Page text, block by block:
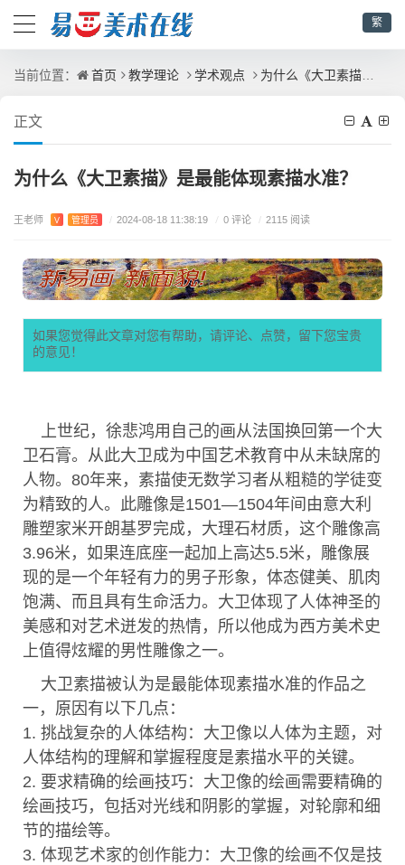
繁
当前位置： 首页 教学理论 学术观点 为什么《大卫素描》是最能体现素描水准？
正文
为什么《大卫素描》是最能体现素描水准？
王老师 V 管理员 / 2024-08-18 11:38:19 / 0 评论 / 2115 阅读
如果您觉得此文章对您有帮助，请评论、点赞，留下您宝贵
的意见！
上世纪，徐悲鸿用自己的画从法国换回第一个大
卫石膏。从此大卫成为中国艺术教育中从未缺席的
人物。80年来，素描使无数学习者从粗糙的学徒变
为精致的人。此雕像是1501—1504年间由意大利
雕塑家米开朗基罗完成，大理石材质，这个雕像高
3.96米，如果连底座一起加上高达5.5米，雕像展
现的是一个年轻有力的男子形象，体态健美、肌肉
饱满、而且具有生命活力。大卫体现了人体神圣的
美感和对艺术迸发的热情，所以他成为西方美术史
上值得炫耀的男性雕像之一。
大卫素描被认为是最能体现素描水准的作品之
一，原因有以下几点：
1. 挑战复杂的人体结构：大卫像以人体为主题，对
人体结构的理解和掌握程度是素描水平的关键。
2. 要求精确的绘画技巧：大卫像的绘画需要精确的
绘画技巧，包括对光线和阴影的掌握，对轮廓和细
节的描绘等。
3. 体现艺术家的创作能力：大卫像的绘画不仅是技